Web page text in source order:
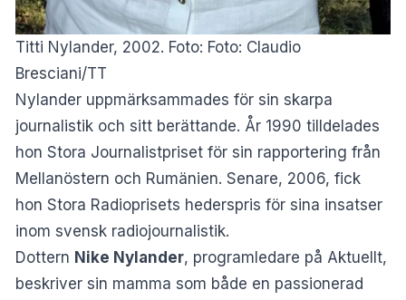
Titti Nylander, 2002. Foto: Foto: Claudio
Bresciani/TT
Nylander uppmärksammades för sin skarpa
journalistik och sitt berättande. År 1990 tilldelades
hon Stora Journalistpriset för sin rapportering från
Mellanöstern och Rumänien. Senare, 2006, fick
hon Stora Radioprisets hederspris för sina insatser
inom svensk radiojournalistik.
Dottern Nike Nylander, programledare på Aktuellt,
beskriver sin mamma som både en passionerad